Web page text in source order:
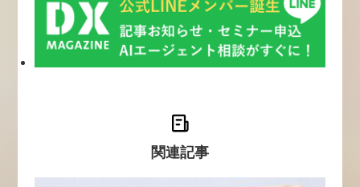
関連記事